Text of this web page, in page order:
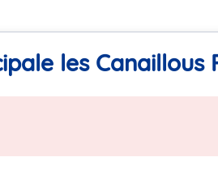
les Canaillous